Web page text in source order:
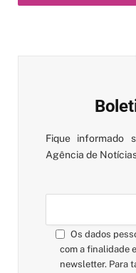
Fique informado
Agência de
Os dados
com a finalidade
newsletter. Para